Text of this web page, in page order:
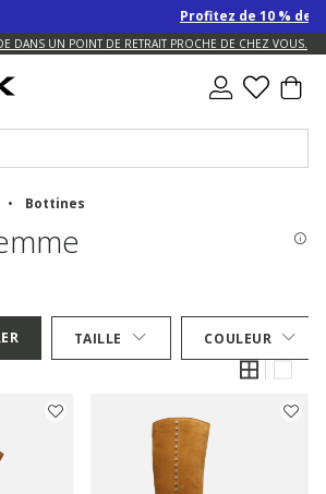
Profitez de 10 % de remise
DANS UN POINT DE RETRAIT PROCHE DE CHEZ VOUS.
Bottines
TAILLE
COULEUR